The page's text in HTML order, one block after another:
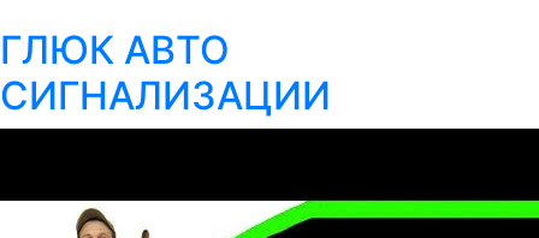
ГЛЮК АВТО
СИГНАЛИЗАЦИИ